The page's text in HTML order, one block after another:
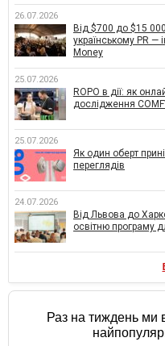
26.07.2026
Від $700 до $15
українському PR —
Money
25.07.2026
ROPO в дії: як
дослідження
25.07.2026
Як один оберт
переглядів
24.07.2026
Від Львова до
освітню програму
Раз на тиждень ми